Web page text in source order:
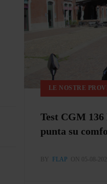
LE NOSTRE
Test CGM
punta su
BY FLAP ON 05-08-